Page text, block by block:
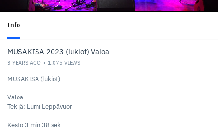
Info
MUSAKISA 2023 (lukiot) Valoa
3 YEARS AGO 1,075 VIEWS
MUSAKISA (lukiot)
Valoa
Tekijä: Lumi Leppävuori
Kesto 3 min 38 sek